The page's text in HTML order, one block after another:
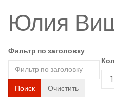
Юлия
Фильтр по заголовку
Поиск Очистить